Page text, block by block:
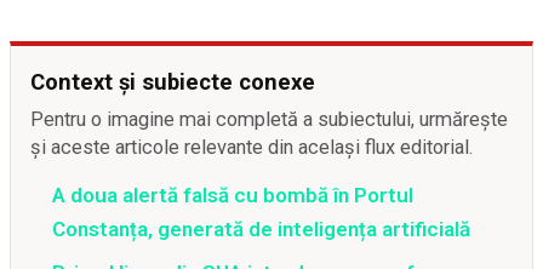
Context și subiecte conexe
Pentru o imagine mai completă a subiectului, urmărește
și aceste articole relevante din același flux editorial.
A doua alertă falsă cu bombă în Portul
Constanța, generată de inteligența artificială